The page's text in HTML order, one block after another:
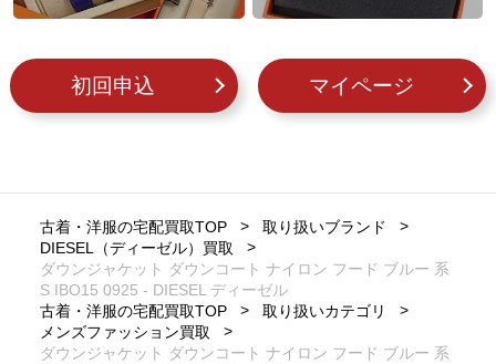
初回申込 マイページ
古着・洋服の宅配買取TOP
取り扱いブランド
DIESEL（ディーゼル）買取
ダウンジャケット ダウンコート ナイロン フード ブルー 系
S IBO15 0925 - DIESEL ディーゼル
古着・洋服の宅配買取TOP
取り扱いカテゴリ
メンズファッション買取
ダウンジャケット ダウンコート ナイロン フード ブルー 系